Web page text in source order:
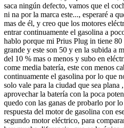
saca ningún defecto, vamos que el
ni na por la marca este..., esperaré a
mas de él, y creo que los motores
entrar continuamente el gasolina a
hablo porque mi Prius Plug in tiene
grande y este son 50 y en la subida a
del 10 % mas o menos y subo en
come media batería, este con menos
continuamente el gasolina por lo que
solo vale para la ciudad que sea plana
aprovechar la batería con la poca
quedo con las ganas de probarlo por
respuesta del motor de gasolina con
segundo motor eléctrico, para